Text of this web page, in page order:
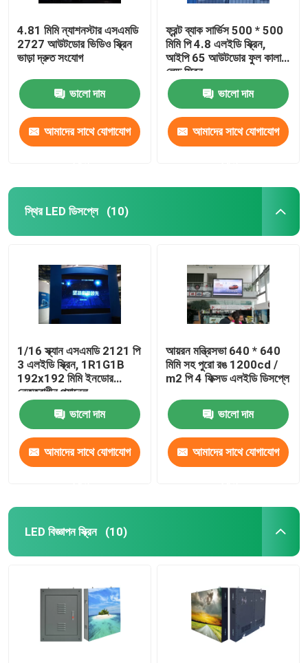
4.81 মিমি ন্যাশনস্টার এসএমডি
2727 আউটডোর ভিডিও স্ক্রিন
ভাড়া দ্রুত সংযোগ
ভালো দাম
আমাদের সাথে যোগাযোগ
ফ্রন্ট ব্যাক সার্ভিস 500 * 500
মিমি পি 4.8 এলইডি স্ক্রিন,
আইপি 65 আউটডোর ফুল কালার
লেড স্ক্রিন
ভালো দাম
আমাদের সাথে যোগাযোগ
স্থির LED ডিসপ্লে (10)
1/16 স্ক্যান এসএমডি 2121 পি
3 এলইডি স্ক্রিন, 1R1G1B
192x192 মিমি ইনডোর
নেতৃত্বাধীন প্যানেল
ভালো দাম
আমাদের সাথে যোগাযোগ
আয়রন মন্ত্রিসভা 640 * 640
মিমি সহ পুরো রঙ 1200cd /
m2 পি 4 ফিক্সড এলইডি ডিসপ্লে
ভালো দাম
আমাদের সাথে যোগাযোগ
LED বিজ্ঞাপন স্ক্রিন (10)